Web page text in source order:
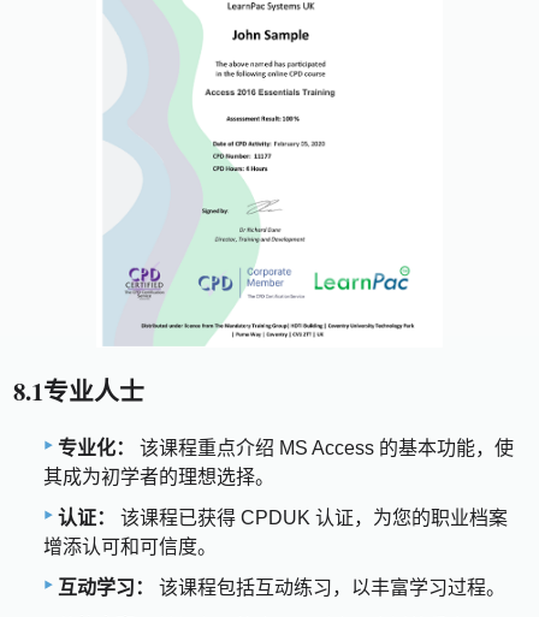
8.1专业人士
专业化：
该课程重点介绍 MS Access 的基本功能，使
其成为初学者的理想选择。
认证：
该课程已获得 CPDUK 认证，为您的职业档案
增添认可和可信度。
互动学习：
该课程包括互动练习，以丰富学习过程。